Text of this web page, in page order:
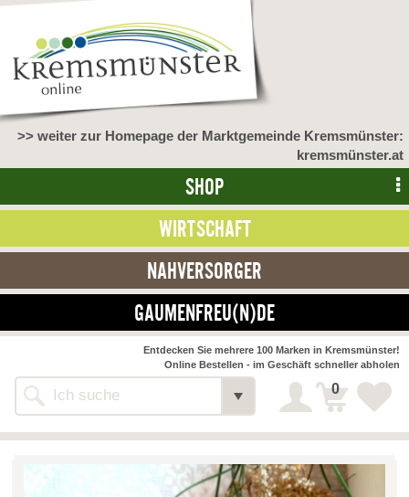
>> weiter zur Homepage der Marktgemeinde Kremsmünster:
kremsmünster.at
SHOP
WIRTSCHAFT
NAHVERSORGER
GAUMENFREU(N)DE
Alle Webseiten
Entdecken Sie mehrere 100 Marken in Kremsmünster!
Online Bestellen - im Geschäft schneller abholen
0
NAHVERSORGER
>> Bauernmarkt << Detail
Bäckerei-Konditorei-Café
Detail